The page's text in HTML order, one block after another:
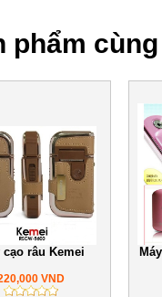
phẩm
cạo râu Kemei
VND